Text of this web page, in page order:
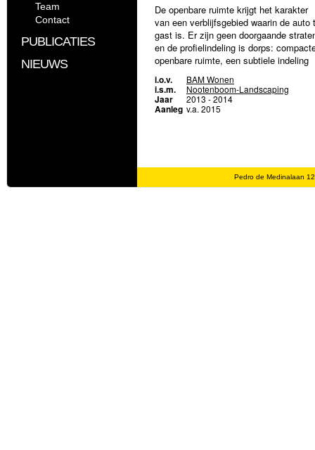
Team
Contact
PUBLICATIES
NIEUWS
De openbare ruimte krijgt het karakter
van een verblijfsgebied waarin de auto
gast is. Er zijn geen doorgaande
en de profielindeling is dorps:
openbare ruimte, een subtiele indeling
auto’s, parkeren en voetgangers. De
woningen zijn gegroepeerd rondom
onderling afwijkende dwarsverbindingen
i.o.v. BAM Wonen
i.s.m. Nootenboom-Landscaping
Jaar 2013 - 2014
Aanleg v.a. 2015
Pedro de Medinalaan